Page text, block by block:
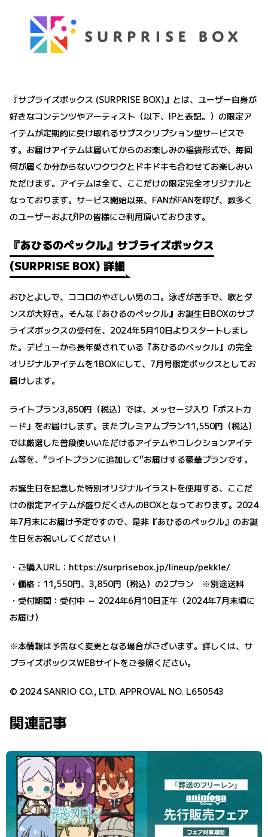
『サプライズボックス (SURPRISE BOX)』とは、ユーザー自身が
好きなコンテンツやアーティスト（以下、IPと表記。）の限定ア
イテムが定期的に受け取れるサブスクリプション型サービスで
す。お届けアイテムは届いてからのお楽しみの福袋形式で、毎回
何が届くか分からないワクワクとドキドキも合わせてお楽しみい
ただけます。アイテムは全て、ここだけの限定完全オリジナルと
なっております。サービス開始以来、FANがFANを呼び、数多く
のユーザーおよびIPの皆様にご利用頂いております。
『あひるのペックル』サプライズボックス
(SURPRISE BOX) 詳細
おひとよしで、ココロのやさしい男のコ。泳ぎが苦手で、歌とダ
ンスが大好き。そんな『あひるのペックル』お誕生日BOXのサプ
ライズボックスの受付を、2024年5月10日よりスタートしまし
た。デビューから長年愛されている『あひるのペックル』の完全
オリジナルアイテムを1BOXにして、7月号限定ボックスとしてお
届けします。
ライトプラン3,850円（税込）では、メッセージ入り「ポストカ
ード」をお届けします。またプレミアムプラン11,550円（税込）
では厳選した普段使いいただけるアイテムやコレクションアイテ
ム等を、“ライトプランに追加して”お届けする豪華プランです。
お誕生日を記念した特別オリジナルイラストを使用する、ここだ
けの限定アイテムが盛りだくさんのBOXとなっております。2024
年7月末にお届け予定ですので、是非『あひるのペックル』のお誕
生日をお祝いしてください！
・ご購入URL： https://surprisebox.jp/lineup/pekkle/
・価格：11,550円、3,850円（税込）の2プラン ※別途送料
・受付期間：受付中 ～ 2024年6月10日正午（2024年7月末頃に
お届け）
※本情報は予告なく変更となる場合がございます。詳しくは、サ
プライズボックスWEBサイトをご参照ください。
© 2024 SANRIO CO., LTD. APPROVAL NO. L650543
関連記事